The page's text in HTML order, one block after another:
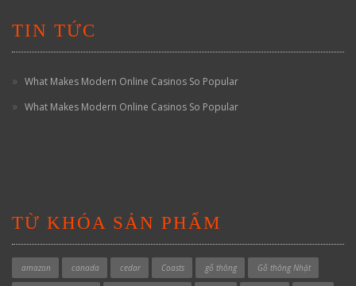
TIN TỨC
What Makes Modern Online Casinos So Popular
What Makes Modern Online Casinos So Popular
TỪ KHÓA SẢN PHẨM
amazon canada cedar Coasts gỗ thông Gỗ thông Nhật